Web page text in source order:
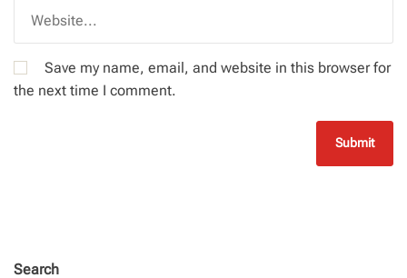
Save my name, email, and website in this browser for
the next time I comment.
Search